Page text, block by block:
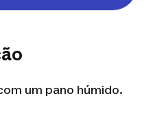
um pano húmido.